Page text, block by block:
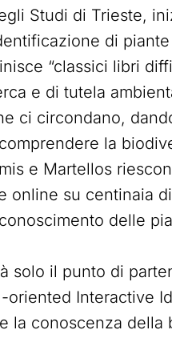
Studi di Trieste,
di
“classici libri
e di tutela
ci circondano,
la
e Martellos
online su centinaia
delle
solo il punto di
oriented Interactive
la conoscenza della